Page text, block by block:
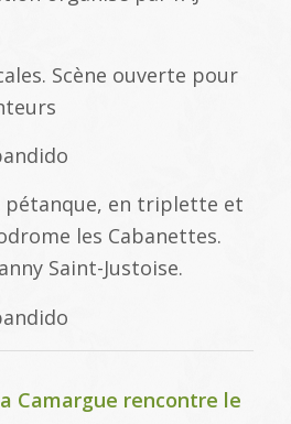
Scène ouverte pour
pétanque, en triplette et
les Cabanettes.
Saint-Justoise.
Camargue rencontre le